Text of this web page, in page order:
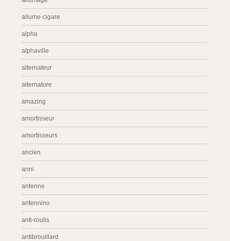
allume-cigare
alpha
alphaville
alternateur
alternatore
amazing
amortisseur
amortisseurs
ancien
anni
antenne
antennino
anti-roulis
antibrouillard